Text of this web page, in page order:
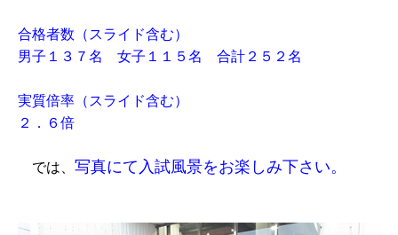
合格者数（スライド含む）
男子１３７名 女子１１５名 合計２５２名
実質倍率（スライド含む）
２．６倍
では、 写真にて入試風景をお楽しみ下さい。